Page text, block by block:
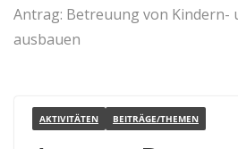
Antrag: Betreuung von Kindern-
ausbauen
AKTIVITÄTEN BEITRÄGE/THEMEN